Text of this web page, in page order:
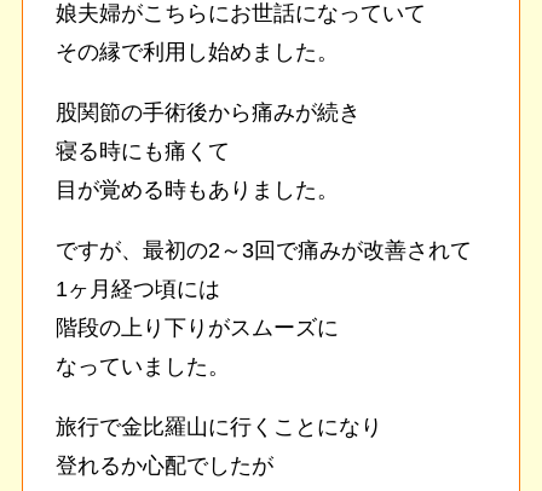
娘夫婦がこちらにお世話になっていて
その縁で利用し始めました。
股関節の手術後から痛みが続き
寝る時にも痛くて
目が覚める時もありました。
ですが、最初の2～3回で痛みが改善されて
1ヶ月経つ頃には
階段の上り下りがスムーズに
なっていました。
旅行で金比羅山に行くことになり
登れるか心配でしたが